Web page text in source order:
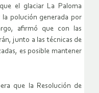
el glaciar La Paloma
polución generada por
afirmó que con las
junto a las técnicas de
es posible mantener
que la Resolución de